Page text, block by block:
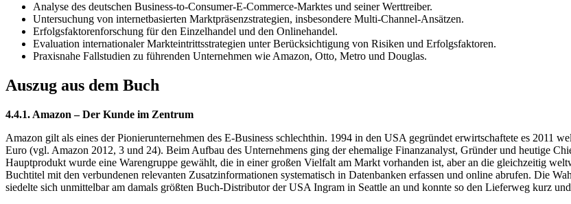
Analyse des deutschen Business-to-Consumer-E-Commerce-Marktes und seiner Werttreiber.
Untersuchung von internetbasierten Marktpräsenzstrategien, insbesondere Multi-Channel-Ansätzen.
Erfolgsfaktorenforschung für den Einzelhandel und den Onlinehandel.
Evaluation internationaler Markteintrittsstrategien unter Berücksichtigung von Risiken und Erfolgsfaktoren.
Praxisnahe Fallstudien zu führenden Unternehmen wie Amazon, Otto, Metro und Douglas.
Auszug aus dem Buch
4.4.1. Amazon – Der Kunde im Zentrum
Amazon gilt als eines der Pionierunternehmen des E-Business schlechthin. 1994 in den USA gegründet erwirtschaftete es 2011
Euro (vgl. Amazon 2012, 3 und 24). Beim Aufbau des Unternehmens ging der ehemalige Finanzanalyst, Gründer und heutige
Hauptprodukt wurde eine Warengruppe gewählt, die in einer großen Vielfalt am Markt vorhanden ist, aber an die gleichzeitig
Buchtitel mit den verbundenen relevanten Zusatzinformationen systematisch in Datenbanken erfassen und online abrufen. Die
siedelte sich unmittelbar am damals größten Buch-Distributor der USA Ingram in Seattle an und konnte so den Lieferweg kurz